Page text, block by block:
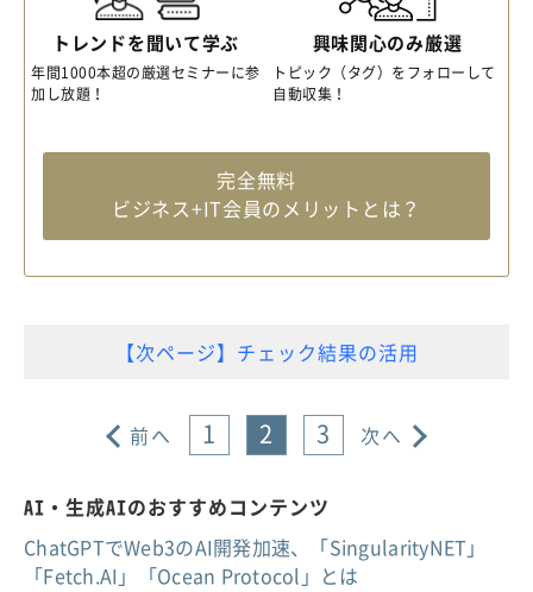
トレンドを聞いて学ぶ
年間1000本超の厳選セミナーに参
加し放題！
興味関心のみ厳選
トピック（タグ）をフォローして
自動収集！
完全無料
ビジネス+IT会員のメリットとは？
【次ページ】チェック結果の活用
前へ 1 2 3 次へ
AI・生成AIのおすすめコンテンツ
ChatGPTでWeb3のAI開発加速、「SingularityNET」
「Fetch.AI」「Ocean Protocol」とは